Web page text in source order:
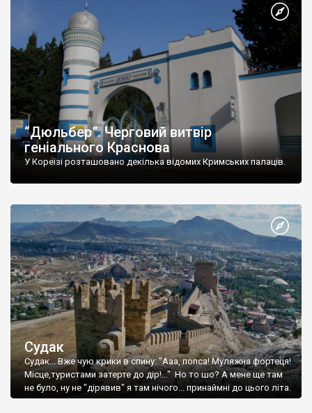
“Дюльбер”. Черговий витвір
геніального Краснова
У Кореїзі розташовано декілька відомих Кримських палаців.
Судак
Судак... Вже чую крики в спину: "Ааа, попса! Муляжна фортеця!
Місце,туристами затерте до дір!..." Но то шо? А мене ще там
не було, ну не "дірявив" я там нічого... принаймні до цього літа.